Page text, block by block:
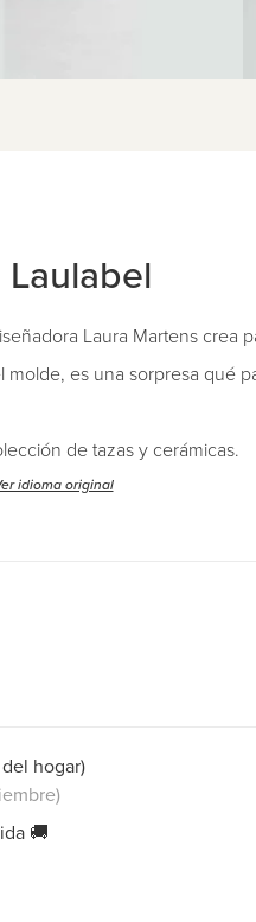
Laura Martens crea
es una sorpresa qué
de tazas y cerámicas.
idioma original
hogar)
🚚